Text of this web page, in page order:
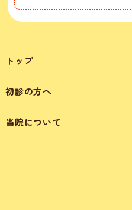
トップ
初診の方へ
当院について